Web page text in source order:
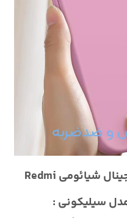
متریال و طراحی رنگ قاب اورجینال شیائومی Redmi